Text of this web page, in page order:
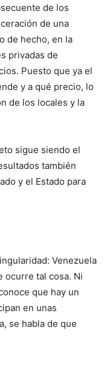
de los
de una
de hecho, en la
privadas de
Puesto que ya el
y a qué precio, lo
de los locales y la
sigue siendo el
también
y el Estado para
Venezuela
ocurre tal cosa. Ni
que hay un
en unas
se habla de que